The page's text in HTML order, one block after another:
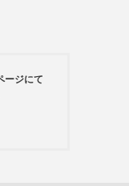
ージにて